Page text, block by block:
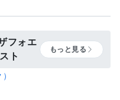
フォエ
ト
もっと見る